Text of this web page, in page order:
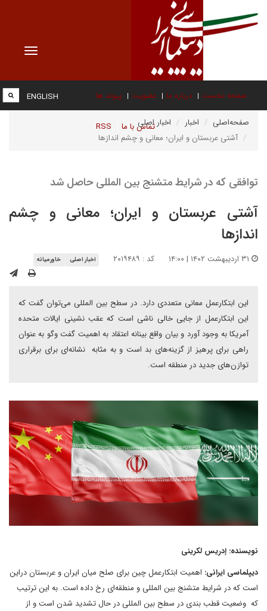
Toggle
صفحه نخست درباره ما عضویت پیوند ها
تماس با ما RSS
ENGLISH
صفحه‌اصلی اخبار
اخبار اصلی
آشتی عربستان و ایران؛ معانی و چشم اندازها
توافقی که در شرایط متشنج بین المللی حاصل شد
آشتی عربستان و ایران؛ معانی و چشم
اندازها
کد : ۲۰۱۹۴۸۹ اخبار اصلی خاورمیانه
این ابتکارعمل معانی متعددی دارد. در سطح بین المللی می‌توان گفت که
این ابتکارعمل از جایی خالی ناشی است که عقب نشینی ایالات متحده
آمریکا به وجود آورد و بیان واقع بینانه اعتقاد به اهمیت گفت وگو به عنوان
راهی برای پرهیز از گزینه‌های بد است و به مثابه نشانه‌ای برای برقراری
توازن‌های جدید در منطقه است.
نویسنده: إدریس لکرینی
دیپلماسی ایرانی: اهمیت ابتکارعمل چین برای صلح میان ایران و عربستان دراین
است که در شرایط متشنج بین المللی و منطقه‌ای رخ داده است. به این ترتیب
که وضعیت قطب بندی در سطح بین المللی در حال تشدید شدن است و از